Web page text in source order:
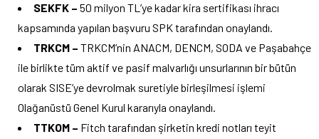
SEKFK – 50 milyon TL’ye kadar kira sertifikası ihracı
kapsamında yapılan başvuru SPK tarafından onaylandı.
TRKCM – TRKCM’nin ANACM, DENCM, SODA ve Paşabahçe
ile birlikte tüm aktif ve pasif malvarlığı unsurlarının bir bütün
olarak SISE’ye devrolmak suretiyle birleşilmesi işlemi
Olağanüstü Genel Kurul kararıyla onaylandı.
TTKOM – Fitch tarafından şirketin kredi notları teyit